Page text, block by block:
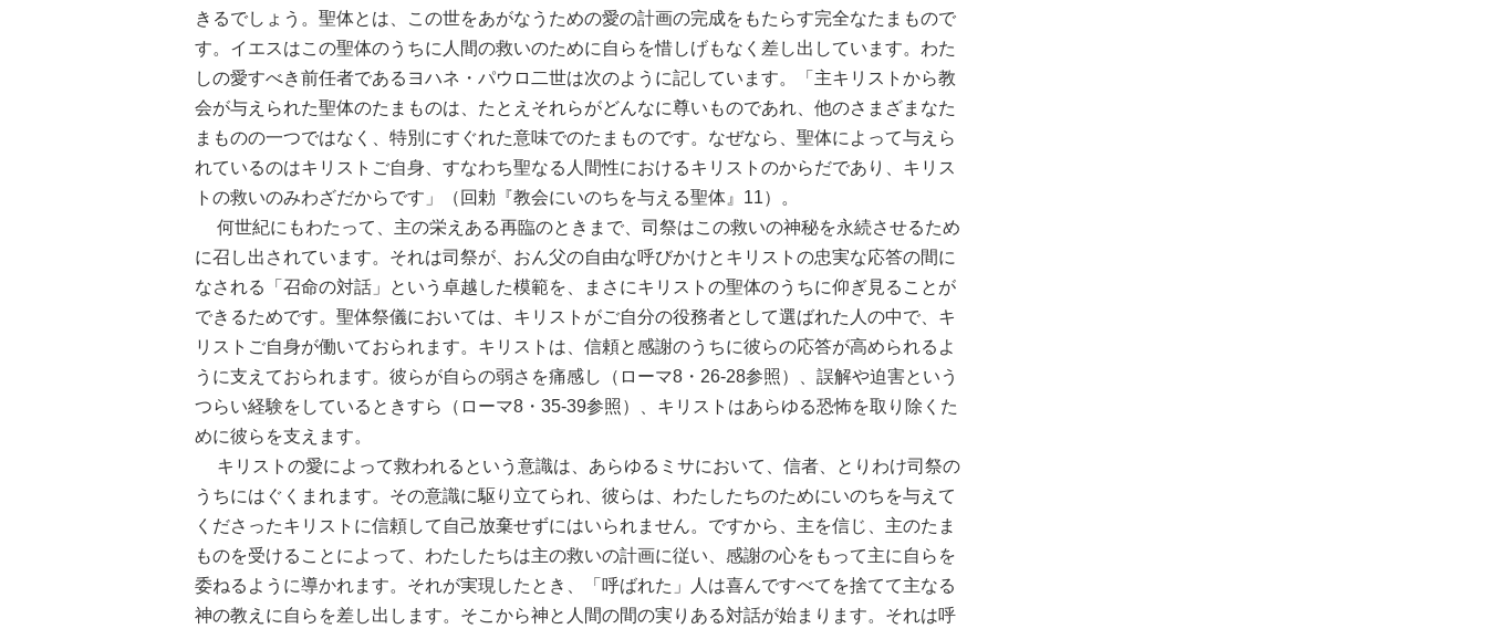
きるでしょう。聖体とは、この世をあがなうための愛の計画の完成をもたらす完全なたまもので
す。イエスはこの聖体のうちに人間の救いのために自らを惜しげもなく差し出しています。わた
しの愛すべき前任者であるヨハネ・パウロ二世は次のように記しています。「主キリストから教
会が与えられた聖体のたまものは、たとえそれらがどんなに尊いものであれ、他のさまざまなた
まものの一つではなく、特別にすぐれた意味でのたまものです。なぜなら、聖体によって与えら
れているのはキリストご自身、すなわち聖なる人間性におけるキリストのからだであり、キリス
トの救いのみわざだからです」（回勅『教会にいのちを与える聖体』11）。
何世紀にもわたって、主の栄えある再臨のときまで、司祭はこの救いの神秘を永続させるため
に召し出されています。それは司祭が、おん父の自由な呼びかけとキリストの忠実な応答の間に
なされる「召命の対話」という卓越した模範を、まさにキリストの聖体のうちに仰ぎ見ることが
できるためです。聖体祭儀においては、キリストがご自分の役務者として選ばれた人の中で、キ
リストご自身が働いておられます。キリストは、信頼と感謝のうちに彼らの応答が高められるよ
うに支えておられます。彼らが自らの弱さを痛感し（ローマ8・26-28参照）、誤解や迫害という
つらい経験をしているときすら（ローマ8・35-39参照）、キリストはあらゆる恐怖を取り除くた
めに彼らを支えます。
キリストの愛によって救われるという意識は、あらゆるミサにおいて、信者、とりわけ司祭の
うちにはぐくまれます。その意識に駆り立てられ、彼らは、わたしたちのためにいのちを与えて
くださったキリストに信頼して自己放棄せずにはいられません。ですから、主を信じ、主のたま
ものを受けることによって、わたしたちは主の救いの計画に従い、感謝の心をもって主に自らを
委ねるように導かれます。それが実現したとき、「呼ばれた」人は喜んですべてを捨てて主なる
神の教えに自らを差し出します。そこから神と人間の間の実りある対話が始まります。それは呼